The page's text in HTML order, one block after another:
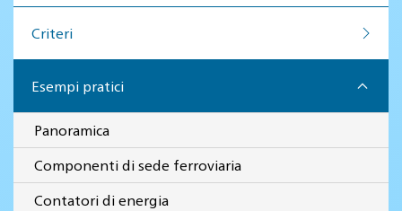
Criteri
Esempi pratici
Panoramica
Componenti di sede ferroviaria
Contatori di energia